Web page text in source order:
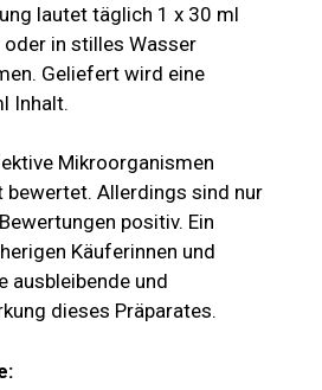
lautet täglich 1 x 30 ml
in stilles Wasser
Geliefert wird eine
Inhalt.
Mikroorganismen
Allerdings sind nur
positiv. Ein
Käuferinnen und
ausbleibende und
dieses Präparates.